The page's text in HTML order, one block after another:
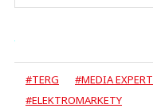
#TERG #MEDIA EXPERT
#ELEKTROMARKETY